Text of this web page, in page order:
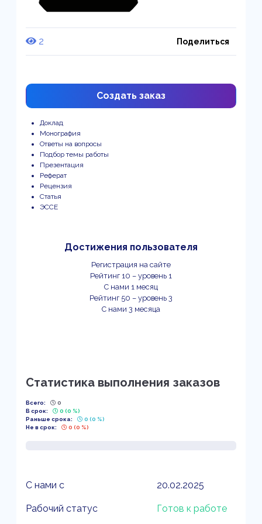
2 Поделиться
Создать заказ
Доклад
Монография
Ответы на вопросы
Подбор темы работы
Презентация
Реферат
Рецензия
Статья
ЭССЕ
Достижения пользователя
Регистрация на сайте
Рейтинг 10 – уровень 1
С нами 1 месяц
Рейтинг 50 – уровень 3
С нами 3 месяца
Статистика выполнения заказов
Всего:
0
В срок:
0 (0 %)
Раньше срока:
0 (0 %)
Не в срок:
0 (0 %)
С нами с 20.02.2025
Рабочий статус Готов к работе